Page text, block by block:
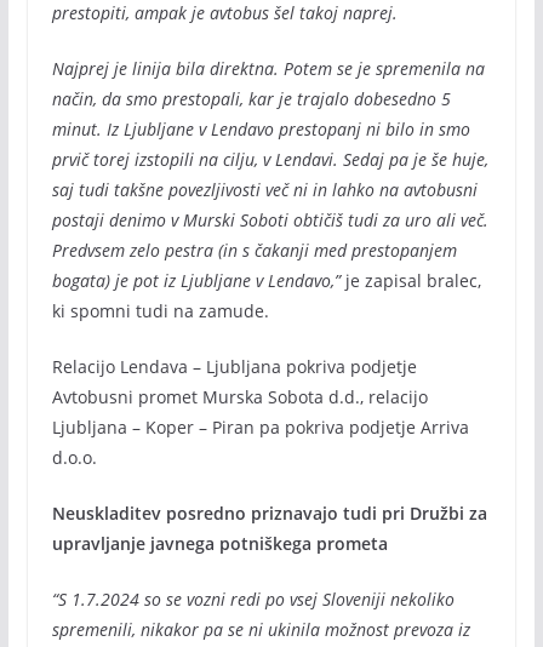
prestopiti, ampak je avtobus šel takoj naprej.
Najprej je linija bila direktna. Potem se je spremenila na
način, da smo prestopali, kar je trajalo dobesedno 5
minut. Iz Ljubljane v Lendavo prestopanj ni bilo in smo
prvič torej izstopili na cilju, v Lendavi. Sedaj pa je še huje,
saj tudi takšne povezljivosti več ni in lahko na avtobusni
postaji denimo v Murski Soboti obtičiš tudi za uro ali več.
Predvsem zelo pestra (in s čakanji med prestopanjem
bogata) je pot iz Ljubljane v Lendavo,”je zapisal bralec,
ki spomni tudi na zamude.
Relacijo Lendava – Ljubljana pokriva podjetje
Avtobusni promet Murska Sobota d.d., relacijo
Ljubljana – Koper – Piran pa pokriva podjetje Arriva
d.o.o.
Neuskladitev posredno priznavajo tudi pri Družbi za
upravljanje javnega potniškega prometa
“S 1.7.2024 so se vozni redi po vsej Sloveniji nekoliko
spremenili, nikakor pa se ni ukinila možnost prevoza iz